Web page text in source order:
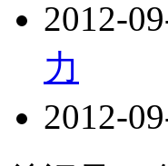
2012-
力
2012-